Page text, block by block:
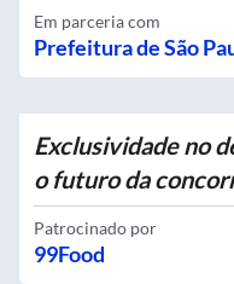
Em parceria com
Prefeitura de São
Exclusividade no
o futuro da
Patrocinado por
99Food